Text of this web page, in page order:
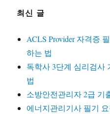
최신 글
ACLS Provider 자격증
하는 법
독학사 3단계 심리검사
법
소방안전관리자 2급 기
에너지관리기사 필기